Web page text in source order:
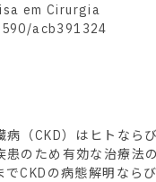
em Cirurgia
acb391324
（CKD）はヒトなら
患のため有効な治療法
でCKDの病態解明なら